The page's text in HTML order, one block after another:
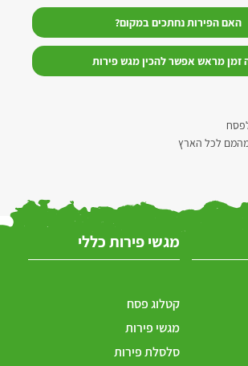
האם הפירות נחתכים במקום?
זמן מראש אפשר להכין מגש פירות
לכל הארץ
מגשי פירות כללי
קטלוג פסח
מגשי פירות
סלסלת פירות